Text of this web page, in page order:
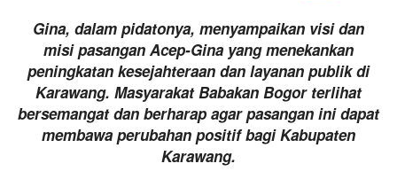
Gina, dalam pidatonya, menyampaikan visi dan
misi pasangan Acep-Gina yang menekankan
peningkatan kesejahteraan dan layanan publik di
Karawang. Masyarakat Babakan Bogor terlihat
bersemangat dan berharap agar pasangan ini dapat
membawa perubahan positif bagi Kabupaten
Karawang.